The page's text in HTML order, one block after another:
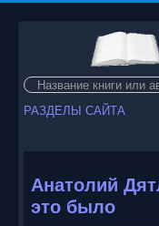
Искать...
РАЗДЕЛЫ САЙТА
Анатолий
это было